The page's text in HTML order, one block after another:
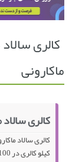
دانشنامه
انجمن
فهرست مواد
کالری
ماکارونی
کالری
کیلو کالری در 100 گرم می باشد.